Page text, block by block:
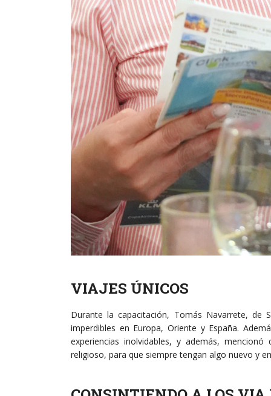
VIAJES ÚNICOS
Durante la capacitación, Tomás Navarrete, de
imperdibles en Europa, Oriente y España.
experiencias inolvidables, y además,
religioso, para que siempre tengan algo nuevo y